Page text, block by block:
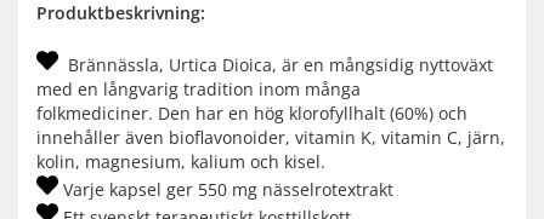
Produktbeskrivning:
Brännässla, Urtica Dioica, är en mångsidig nyttoväxt
med en långvarig tradition inom många
folkmediciner. Den har en hög klorofyllhalt (60%) och
innehåller även bioflavonoider, vitamin K, vitamin C, järn,
kolin, magnesium, kalium och kisel.
Varje kapsel ger 550 mg nässelrotextrakt